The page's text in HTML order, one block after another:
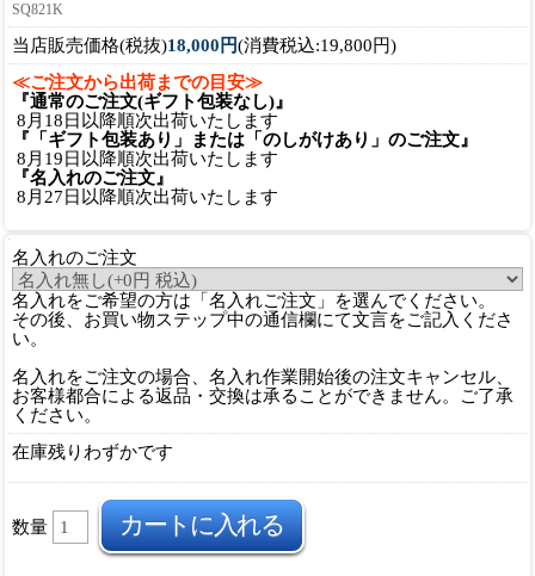
SQ821K
当店販売価格(税抜)18,000円(消費税込:19,800円)
≪ご注文から出荷までの目安≫
『通常のご注文(ギフト包装なし)』
8月18日以降順次出荷いたします
『「ギフト包装あり」または「のしがけあり」のご注文』
8月19日以降順次出荷いたします
『名入れのご注文』
8月27日以降順次出荷いたします
名入れのご注文
名入れをご希望の方は「名入れご注文」を選んでください。
その後、お買い物ステップ中の通信欄にて文言をご記入くださ
い。
名入れをご注文の場合、名入れ作業開始後の注文キャンセル、
お客様都合による返品・交換は承ることができません。ご了承
ください。
在庫残りわずかです
数量